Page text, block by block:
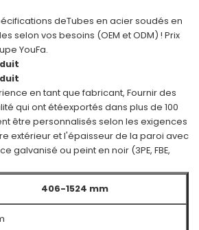
deTubes en acier soudés en
selon vos besoins (OEM et ODM) ! Prix
YouFa.
en tant que fabricant, Fournir des
qui ont étéexportés dans plus de 100
être personnalisés selon les exigences
extérieur et l'épaisseur de la paroi avec
galvanisé ou peint en noir (3PE, FBE,
406-1524 mm